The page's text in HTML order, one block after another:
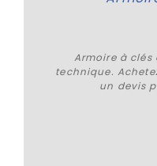
Armoire à
technique.
un devis